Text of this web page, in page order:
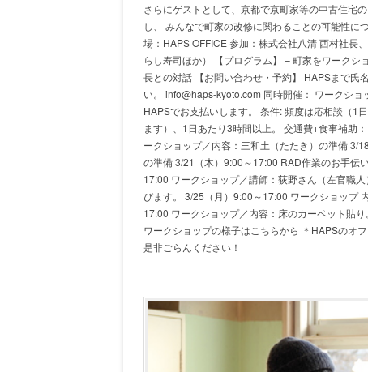
さらにゲストとして、京都で京町家等の中古住宅
し、 みんなで町家の改修に関わることの可能性
場：HAPS OFFICE 参加：株式会社八清 西村社長
らし寿司ほか） 【プログラム】 – 町家をワーク
長との対話 【お問い合わせ・予約】 HAPSまで氏
い。 info@haps-kyoto.com 同時開催： ワークシ
HAPSでお支払いします。 条件: 頻度は応相談（1
ます）、1日あたり3時間以上。 交通費+食事補助
ークショップ／内容：三和土（たたき）の準備 3/
の準備 3/21（木）9:00～17:00 RAD作業のお手伝
17:00 ワークショップ／講師：荻野さん（左官職
びます。 3/25（月）9:00～17:00 ワークショップ
17:00 ワークショップ／内容：床のカーペット貼
ワークショップの様子はこちらから ＊HAPSのオ
是非ごらんください！